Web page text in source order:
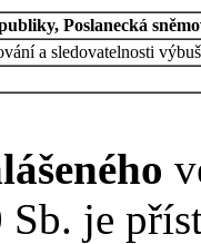
Poslanecká
a sledovatelnosti
Sb. je